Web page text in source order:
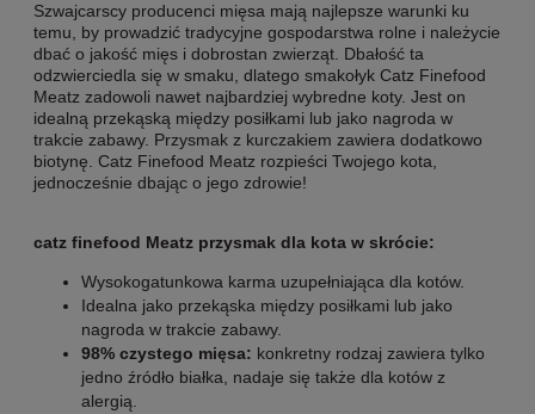
Szwajcarscy producenci mięsa mają najlepsze warunki ku
temu, by prowadzić tradycyjne gospodarstwa rolne i należycie
dbać o jakość mięs i dobrostan zwierząt. Dbałość ta
odzwierciedla się w smaku, dlatego smakołyk Catz Finefood
Meatz zadowoli nawet najbardziej wybredne koty. Jest on
idealną przekąską między posiłkami lub jako nagroda w
trakcie zabawy. Przysmak z kurczakiem zawiera dodatkowo
biotynę. Catz Finefood Meatz rozpieści Twojego kota,
jednocześnie dbając o jego zdrowie!
catz finefood Meatz przysmak dla kota w skrócie:
Wysokogatunkowa karma uzupełniająca dla kotów.
Idealna jako przekąska między posiłkami lub jako
nagroda w trakcie zabawy.
98% czystego mięsa: konkretny rodzaj zawiera tylko
jedno źródło białka, nadaje się także dla kotów z
alergią.